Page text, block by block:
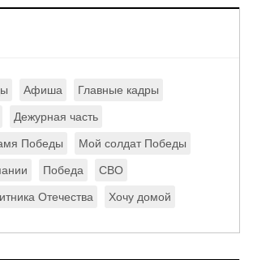
Афиша Главные кадры
Дежурная часть
Победы Мой солдат Победы
Победа СВО
Отечества Хочу домой